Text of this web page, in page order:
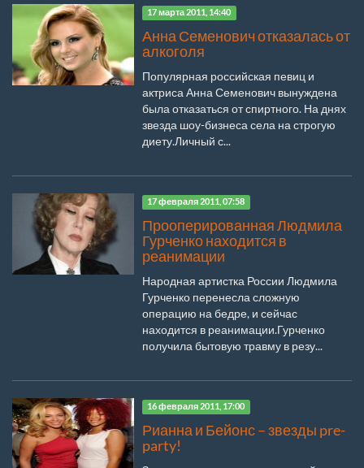
17 марта 2011, 14:40
Анна Семенович отказалась от
алкоголя
Популярная российская певиц и
актриса Анна Семенович вынуждена
была отказаться от спиртного. На днях
звезда шоу-бизнеса села на строгую
диету.Личный с...
17 февраля 2011, 07:58
Прооперированная Людмила
Гурченко находится в
реанимации
Народная артистка России Людмила
Гурченко перенесла сложную
операцию на бедре, и сейчас
находится в реанимации.Гурченко
получила бытовую травму в резу...
16 февраля 2011, 17:00
Рианна и Бейонс – звезды pre-
party!